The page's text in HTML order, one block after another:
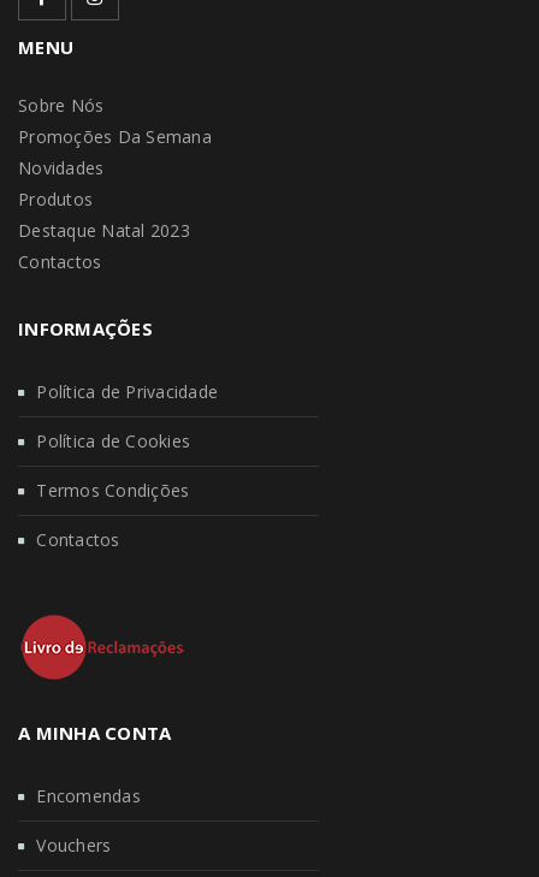
MENU
Sobre Nós
Promoções Da Semana
Novidades
Produtos
Destaque Natal 2023
Contactos
INFORMAÇÕES
Política de Privacidade
Política de Cookies
Termos Condições
Contactos
A MINHA CONTA
Encomendas
Vouchers